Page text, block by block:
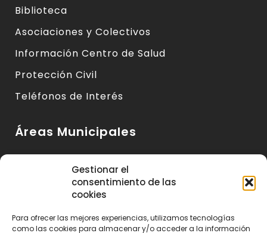
Gestionar el
consentimiento de las
cookies
Para ofrecer las mejores experiencias, utilizamos tecnologías
como las cookies para almacenar y/o acceder a la información
Biblioteca
Asociaciones y Colectivos
Información Centro de Salud
Protección Civil
Teléfonos de Interés
Áreas Municipales
Urbanismo y Vivienda
Medio Ambiente y Sanidad
Servicios Sociales